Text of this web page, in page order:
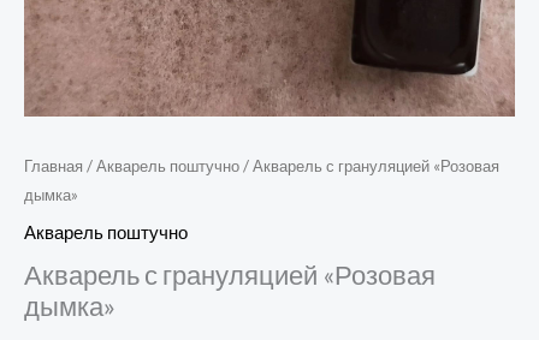
Главная /Акварель поштучно/ Акварель с грануляцией «Розовая
дымка»
Акварель поштучно
Акварель с грануляцией «Розовая
дымка»